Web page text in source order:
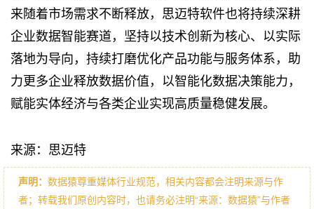
来随着市场需求不断释放，思迈特软件也将持续深耕
企业数据智能赛道，坚持以技术创新为核心、以实际
落地为导向，持续打磨优化产品功能与服务体系，助
力更多企业释放数据价值，以智能化数据决策能力，
赋能实体经济与各类企业实现高质量稳健发展。
来源：思迈特
声明： 数据猿尊重媒体行业规范，相关内容都会注明来源与作
者；转载我们原创内容时，也请务必注明“来源：数据猿”与作者